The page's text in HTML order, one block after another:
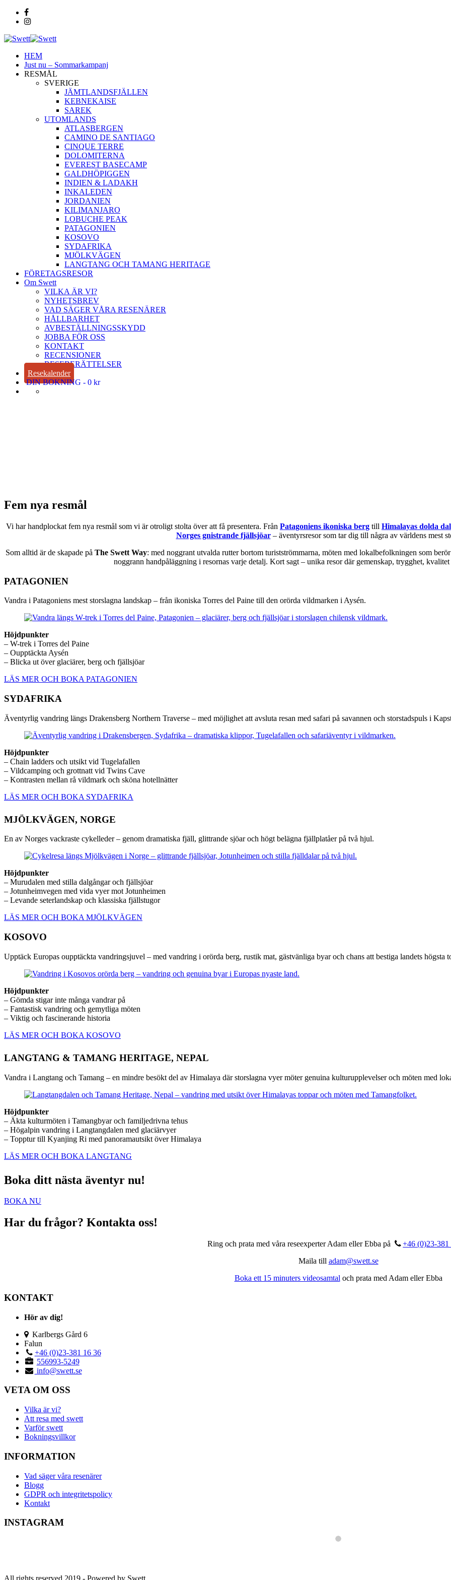
HEM
Just nu – Sommarkampanj
RESMÅL
SVERIGE
JÄMTLANDSFJÄLLEN
KEBNEKAISE
SAREK
UTOMLANDS
ATLASBERGEN
CAMINO DE SANTIAGO
CINQUE TERRE
DOLOMITERNA
EVEREST BASECAMP
GALDHÖPIGGEN
INDIEN & LADAKH
INKALEDEN
JORDANIEN
KILIMANJARO
LOBUCHE PEAK
PATAGONIEN
KOSOVO
SYDAFRIKA
MJÖLKVÄGEN
LANGTANG OCH TAMANG HERITAGE
FÖRETAGSRESOR
Om Swett
VILKA ÄR VI?
NYHETSBREV
VAD SÄGER VÅRA RESENÄRER
HÅLLBARHET
AVBESTÄLLNINGSSKYDD
JOBBA FÖR OSS
KONTAKT
RECENSIONER
RESEBERÄTTELSER
Resekalender
DIN BOKNING
0 kr
Fem nya resmål
Vi har handplockat fem nya resmål som vi är otroligt stolta över att få presentera. Från Patagoniens ikoniska berg till Himalayas dolda
Norges gnistrande fjällsjöar– äventyrsresor som tar dig till några av världens mest
Som alltid är de skapade på The Swett Way: med noggrant utvalda rutter bortom turistströmmarna, möten med lokalbefolkningen som
noggrann handpåläggning i resornas varje detalj. Kort sagt – unika resor där gemenskap, trygghet,
PATAGONIEN
Vandra i Patagoniens mest storslagna landskap – från ikoniska Torres del Paine till den orörda vildmarken i Aysén.
Höjdpunkter
– W-trek i Torres del Paine
– Oupptäckta Aysén
– Blicka ut över glaciärer, berg och fjällsjöar
LÄS MER OCH BOKA PATAGONIEN
SYDAFRIKA
Äventyrlig vandring längs Drakensberg Northern Traverse – med möjlighet att avsluta resan med safari på savannen och storstadspuls i
Höjdpunkter
– Chain ladders och utsikt vid Tugelafallen
– Vildcamping och grottnatt vid Twins Cave
– Kontrasten mellan rå vildmark och sköna hotellnätter
LÄS MER OCH BOKA SYDAFRIKA
MJÖLKVÄGEN, NORGE
En av Norges vackraste cykelleder – genom dramatiska fjäll, glittrande sjöar och högt belägna fjällplatåer på två hjul.
Höjdpunkter
– Murudalen med stilla dalgångar och fjällsjöar
– Jotunheimvegen med vida vyer mot Jotunheimen
– Levande seterlandskap och klassiska fjällstugor
LÄS MER OCH BOKA MJÖLKVÄGEN
KOSOVO
Upptäck Europas oupptäckta vandringsjuvel – med vandring i orörda berg, rustik mat, gästvänliga byar och chans att bestiga landets högsta
Höjdpunkter
– Gömda stigar inte många vandrar på
– Fantastisk vandring och gemytliga möten
– Viktig och fascinerande historia
LÄS MER OCH BOKA KOSOVO
LANGTANG & TAMANG HERITAGE, NEPAL
Vandra i Langtang och Tamang – en mindre besökt del av Himalaya där storslagna vyer möter genuina kulturupplevelser och möten med
Höjdpunkter
– Äkta kulturmöten i Tamangbyar och familjedrivna tehus
– Högalpin vandring i Langtangdalen med glaciärvyer
– Topptur till Kyanjing Ri med panoramautsikt över Himalaya
LÄS MER OCH BOKA LANGTANG
Boka ditt nästa äventyr nu!
BOKA NU
Har du frågor? Kontakta oss!
Ring och prata med våra reseexperter Adam eller Ebba på
+46 (0)23-381
Maila till adam@swett.se
Boka ett 15 minuters videosamtal och prata med Adam eller Ebba
KONTAKT
Hör av dig!
Karlbergs Gård 6
Falun
+46 (0)23-381 16 36
556993-5249
info@swett.se
VETA OM OSS
Vilka är vi?
Att resa med swett
Varför swett
Bokningsvillkor
INFORMATION
Vad säger våra resenärer
Blogg
GDPR och integritetspolicy
Kontakt
INSTAGRAM
All rights reserved 2019 - Powered by Swett